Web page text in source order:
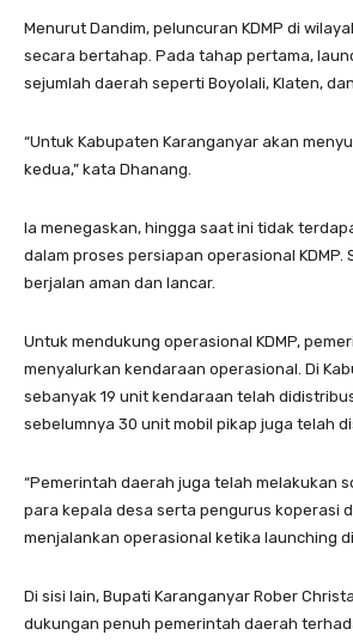
Menurut Dandim, peluncuran KDMP di
secara bertahap. Pada tahap pertama,
sejumlah daerah seperti Boyolali, Klaten,
“Untuk Kabupaten Karanganyar akan
kedua,” kata Dhanang.
Ia menegaskan, hingga saat ini tidak
dalam proses persiapan operasional KDMP.
berjalan aman dan lancar.
Untuk mendukung operasional KDMP,
menyalurkan kendaraan operasional. Di
sebanyak 19 unit kendaraan telah
sebelumnya 30 unit mobil pikap juga telah
“Pemerintah daerah juga telah melakukan
para kepala desa serta pengurus koperasi
menjalankan operasional ketika launching
Di sisi lain, Bupati Karanganyar Rober
dukungan penuh pemerintah daerah